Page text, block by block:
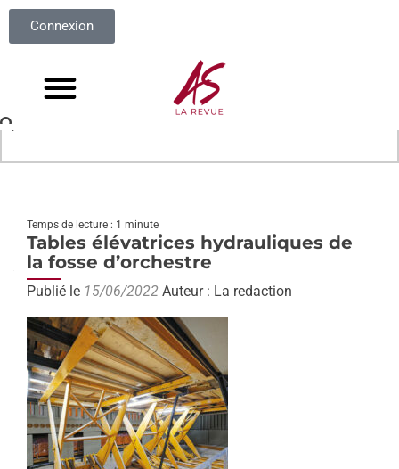
Connexion
Temps de lecture : 1 minute
Tables élévatrices hydrauliques de
la fosse d’orchestre
Publié le 15/06/2022 Auteur : La redaction